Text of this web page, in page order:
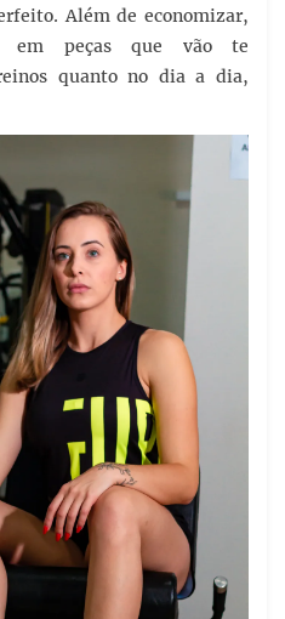
Além de economizar,
em peças que vão te
quanto no dia a dia,